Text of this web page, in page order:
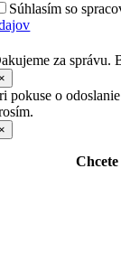
Súhlasím so
za správu.
pokuse o